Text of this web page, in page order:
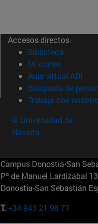
Accesos directos
Biblioteca (abre
Mi correo(abre en
Aula virtual ADI
Búsqueda de
Trabaja con
© Universidad de
Navarra
Campus Donostia-San
Pº de Manuel Lardizabal
Donostia-San Sebastián
T.+34 943 21 98 77